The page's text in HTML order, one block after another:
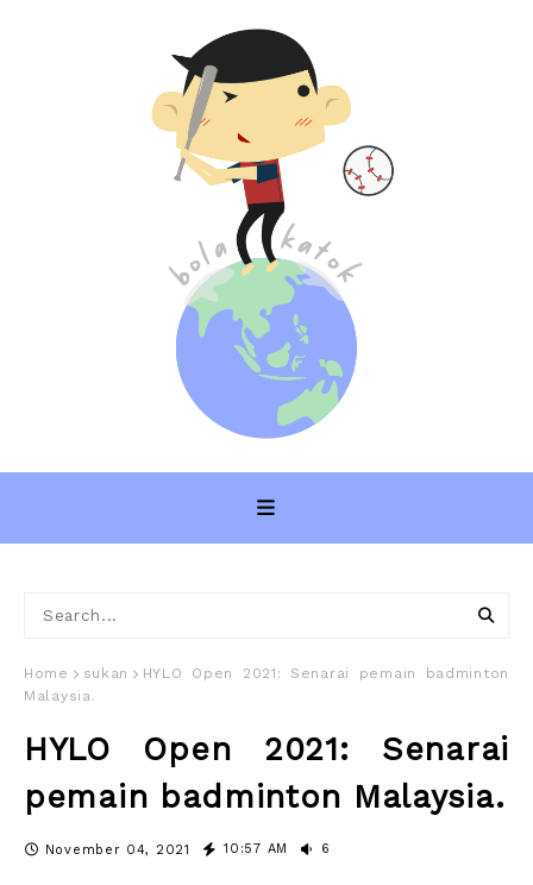
Home sukan
HYLO Open 2021: Senarai pemain badminton
Malaysia.
HYLO Open 2021: Senarai
pemain badminton Malaysia.
November 04, 2021 10:57 AM 6